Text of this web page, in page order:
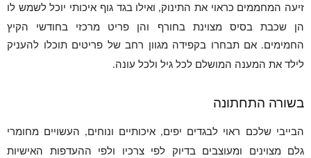
זיעה המחממים כראוי את התינוק, ואילו בגד גוף איכותי יוכל לשמש לו
הן שכבת בסיס מצוינת בחורף והן פריט מרכזי בחודשי הקיץ
החמימים. אם תבחרו בקפידה מגוון רחב של פריטים תוכלו להעניק
לילד את המענה המושלם לכל גיל ולכל עונה.
בשורה התחתונה
הבייבי שלכם ראוי לבגדים יפים, איכותיים ונוחים, העשויים מחומרי
גלם מצוינים ומעוצבים בדיוק לפי צרכיו ולפי ההעדפות האישיות